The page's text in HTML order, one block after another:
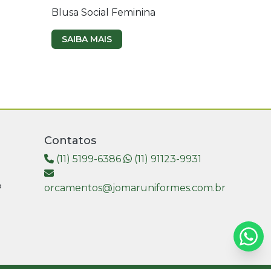
Blusa Social Feminina
SAIBA MAIS
Contatos
(11) 5199-6386 (11) 91123-9931
orcamentos@jomaruniformes.com.br